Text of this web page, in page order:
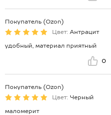
Покупатель (Ozon)
Цвет: Антрацит
удобный, материал приятный
0
Покупатель (Ozon)
Цвет: Черный
маломерит